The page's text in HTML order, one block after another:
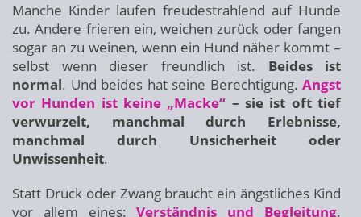
Manche Kinder laufen freudestrahlend auf Hunde
zu. Andere frieren ein, weichen zurück oder fangen
sogar an zu weinen, wenn ein Hund näher kommt –
selbst wenn dieser freundlich ist. Beides ist
normal. Und beides hat seine Berechtigung. Angst
vor Hunden ist keine „Macke“ – sie ist oft tief
verwurzelt, manchmal durch Erlebnisse,
manchmal durch Unsicherheit oder
Unwissenheit.
Statt Druck oder Zwang braucht ein ängstliches Kind
vor allem eines:Verständnis und Begleitung.